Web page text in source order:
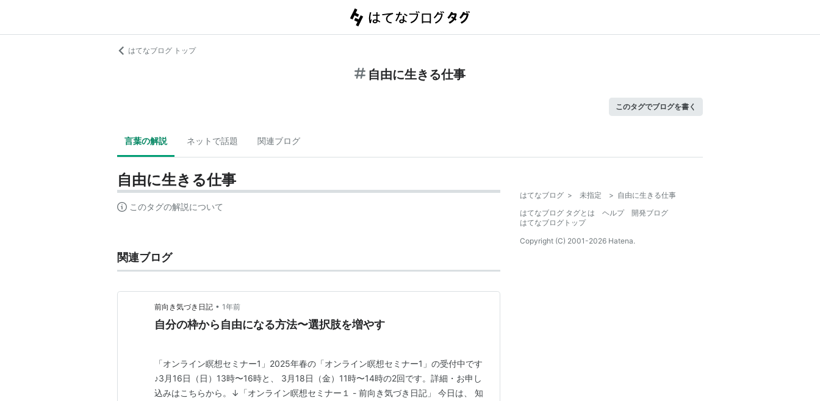
はてなブログ トップ
自由に生きる仕事
このタグでブログを書く
言葉の解説 ネットで話題 関連ブログ
自由に生きる仕事
このタグの解説について
関連ブログ
前向き気づき日記 • 1年前
自分の枠から自由になる方法〜選択肢を増やす
「オンライン瞑想セミナー1」2025年春の「オンライン瞑想セミナー1」の受付中です
♪3月16日（日）13時〜16時と、 3月18日（金）11時〜14時の2回です。詳細・お申し
込みはこちらから。↓「オンライン瞑想セミナー１ - 前向き気づき日記」 今日は、 知
はてなブログ > 未指定 > 自由に生きる仕事
はてなブログ タグとは
ヘルプ
開発ブログ
はてなブログトップ
Copyright (C) 2001-2026 Hatena.